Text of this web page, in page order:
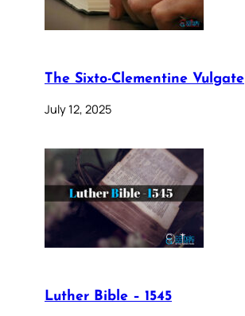
The Sixto-Clementine Vulgate
July 12, 2025
Luther Bible – 1545